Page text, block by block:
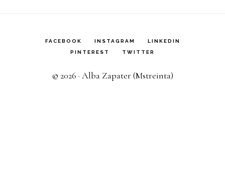
FACEBOOK INSTAGRAM
LINKEDIN
PINTEREST
TWITTER
© 2026 · Alba Zapater (Mstreinta)